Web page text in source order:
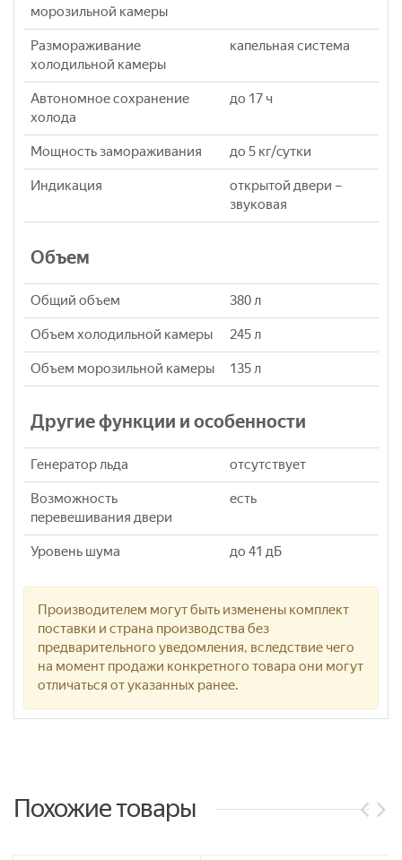
морозильной камеры
Размораживание
холодильной камеры
капельная система
Автономное сохранение
холода
до 17 ч
Мощность замораживания до 5 кг/cутки
Индикация
открытой двери –
звуковая
Объем
Общий объем 380 л
Объем холодильной камеры 245 л
Объем морозильной камеры 135 л
Другие функции и особенности
Генератор льда отсутствует
Возможность
перевешивания двери
есть
Уровень шума до 41 дБ
Производителем могут быть изменены комплект
поставки и страна производства без
предварительного уведомления, вследствие чего
на момент продажи конкретного товара они могут
отличаться от указанных ранее.
Похожие товары